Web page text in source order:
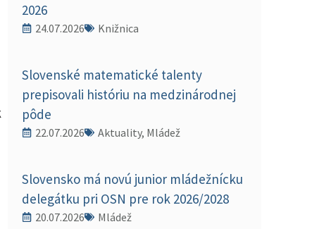
2026
24.07.2026 Knižnica
Slovenské matematické talenty
prepisovali históriu na medzinárodnej
pôde
22.07.2026 Aktuality, Mládež
Slovensko má novú junior mládežnícku
delegátku pri OSN pre rok 2026/2028
20.07.2026 Mládež